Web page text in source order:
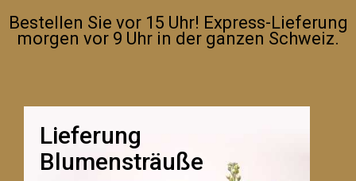
Bestellen Sie vor 15 Uhr! Express-Lieferung
morgen vor 9 Uhr in der ganzen Schweiz.
Lieferung
Blumensträuße